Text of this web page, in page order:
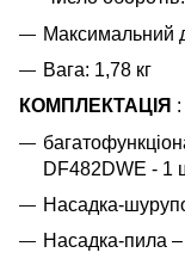
Максимальний
Вага: 1,78 кг
КОМПЛЕКТАЦІЯ :
DF482DWE - 1
Насадка-
Насадка-пила